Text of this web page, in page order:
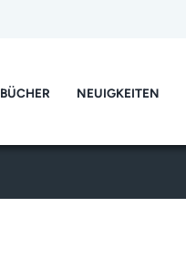
BÜCHER NEUIGKEITEN